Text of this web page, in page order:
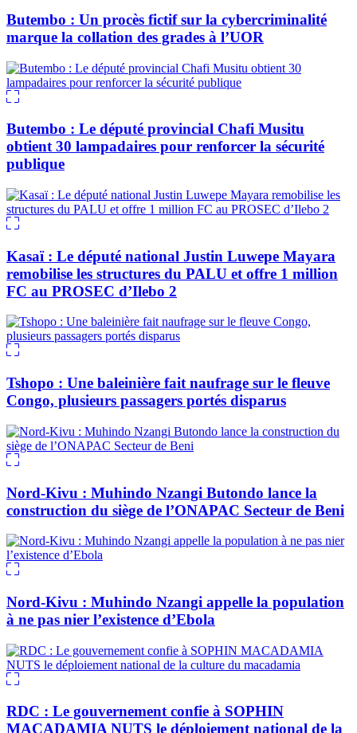
Butembo : Un procès fictif sur la cybercriminalité
marque la collation des grades à l’UOR
Butembo : Le député provincial Chafi Musitu
obtient 30 lampadaires pour renforcer la sécurité
publique
Kasaï : Le député national Justin Luwepe Mayara
remobilise les structures du PALU et offre 1 million
FC au PROSEC d’Ilebo 2
Tshopo : Une baleinière fait naufrage sur le fleuve
Congo, plusieurs passagers portés disparus
Nord-Kivu : Muhindo Nzangi Butondo lance la
construction du siège de l’ONAPAC Secteur de Beni
Nord-Kivu : Muhindo Nzangi appelle la population
à ne pas nier l’existence d’Ebola
RDC : Le gouvernement confie à SOPHIN
MACADAMIA NUTS le déploiement national de la